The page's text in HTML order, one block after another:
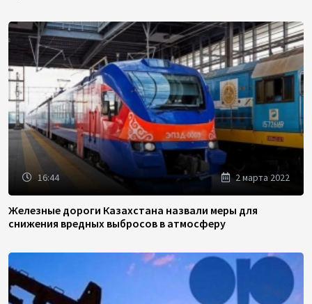
16:44 2 марта 2022
Железные дороги Казахстана назвали меры для
снижения вредных выбросов в атмосферу